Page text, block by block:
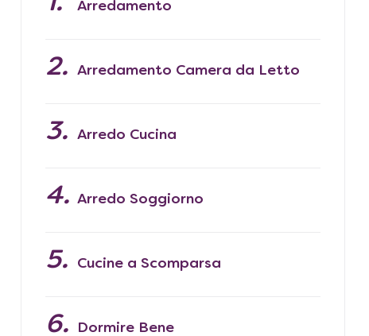
Arredamento
Arredamento Camera da Letto
Arredo Cucina
Arredo Soggiorno
Cucine a Scomparsa
Dormire Bene